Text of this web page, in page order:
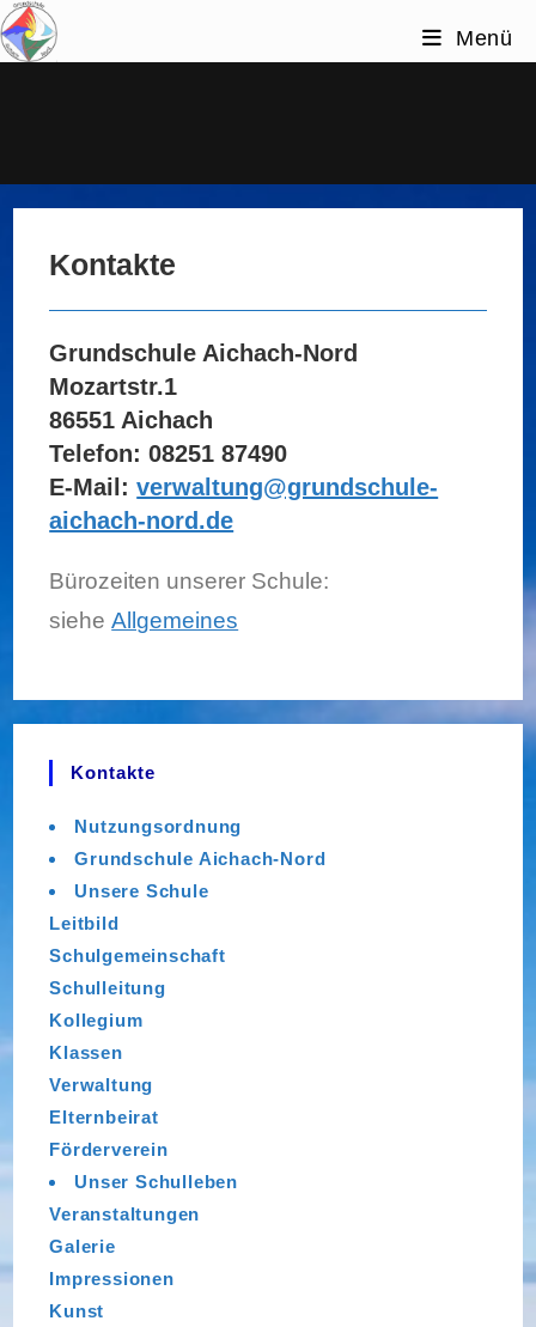
Zum
Inhalt
Menü
Kontakte
Grundschule Aichach-Nord
Mozartstr.1
86551 Aichach
Telefon: 08251 87490
E-Mail:verwaltung@grundschule-
aichach-nord.de
Bürozeiten unserer Schule:
sieheAllgemeines
Kontakte
Nutzungsordnung
Grundschule Aichach-Nord
Unsere Schule
Leitbild
Schulgemeinschaft
Schulleitung
Kollegium
Klassen
Verwaltung
Elternbeirat
Förderverein
Unser Schulleben
Veranstaltungen
Galerie
Impressionen
Kunst